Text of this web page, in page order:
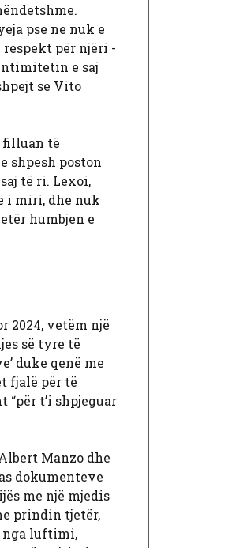
pse ne nuk e
për njëri -
e saj
se Vito
filluan të
shpesh poston
të ri. Lexoi,
i miri, dhe nuk
humbjen e
2024, vetëm një
së tyre të
duke qenë me
fjalë për të
t’i shpjeguar
Manzo dhe
dokumenteve
me një mjedis
prindin tjetër,
nga luftimi,